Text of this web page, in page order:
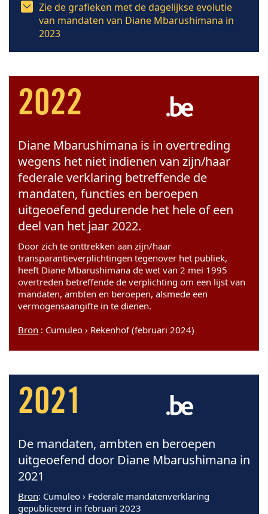
Zie de grafieken met de dagelijkse evolutie
van mandaten van Diane Mbarushimana in
2023
2022
Diane Mbarushimana is in overtreding
wegens het niet indienen van zijn/haar
federale verklaring betreffende de
mandaten, functies en beroepen
uitgeoefend gedurende het hele of een
deel van het jaar 2022.
Door zich te onttrekken aan zijn/haar
transparantieverplichtingen tegenover het publiek,
heeft Diane Mbarushimana de wet van 2 mei 1995
overtreden betreffende de verplichting om een lijst van
mandaten, ambten en beroepen, alsmede een
vermogensaangifte in te dienen.
Bron : Cumuleo › Rekenhof (februari 2024)
2021
De mandaten, ambten en beroepen
uitgeoefend door Diane Mbarushimana in
2021
Bron: Cumuleo › Federale mandatenverklaring
gepubliceerd in februari 2023